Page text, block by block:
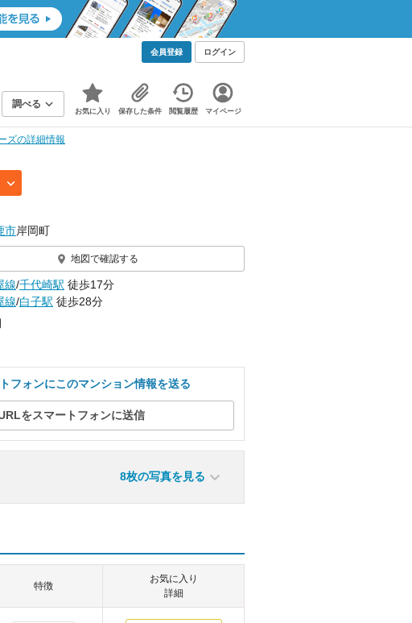
会員登録 ログイン
調べる
お気に入り 保存した条件 閲覧履歴 マイページ
ズの詳細情報
市岸岡町
地図で確認する
線/千代崎駅 徒歩17分
線/白子駅 徒歩28分
フォンにこのマンション情報を送る
をスマートフォンに送信
8枚の写真を見る
特徴
お気に入り
詳細